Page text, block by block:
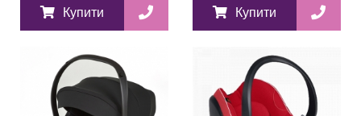
Купити Купити